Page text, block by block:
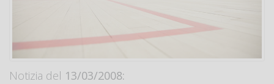
Notizia del 13/03/2008: